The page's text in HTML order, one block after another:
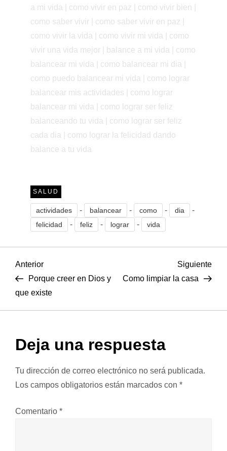
a mi vida | como vivir en paz | como vivir bien |
como saber vivir | como saber vivir en paz |
como vivir la vida | como vivir mi vida | como
vivir una vida mejor | balance a mi vida | como
balancear mi vida | como balancear mi dia |
como puedo balancear mi vida | como lograr
balancear mis actividades | como lograr
balancear mi vida | como lograr ser feliz
balanceando tu vida | como lograr ser feliz
cada dia | como lograr la felicidad dando
balance a tu vida
SALUD
actividades - balancear - como - dia -
felicidad - feliz - lograr - vida
N
a
v
e
g
a
c
Entrada
anterior
Anterior
Porque creer en Dios y
que existe
Siguiente
Como limpiar la casa
Deja una respuesta
Tu dirección de correo electrónico no será publicada.
Los campos obligatorios están marcados con *
Comentario *